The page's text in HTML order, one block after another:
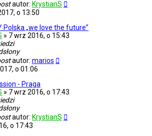
autor: KrystianS
o 13:50
Polska „we love the future”
» 7 wrz 2016, o 15:43
autor: marios
o 01:06
- Praga
» 7 wrz 2016, o 17:43
autor: KrystianS
o 17:43